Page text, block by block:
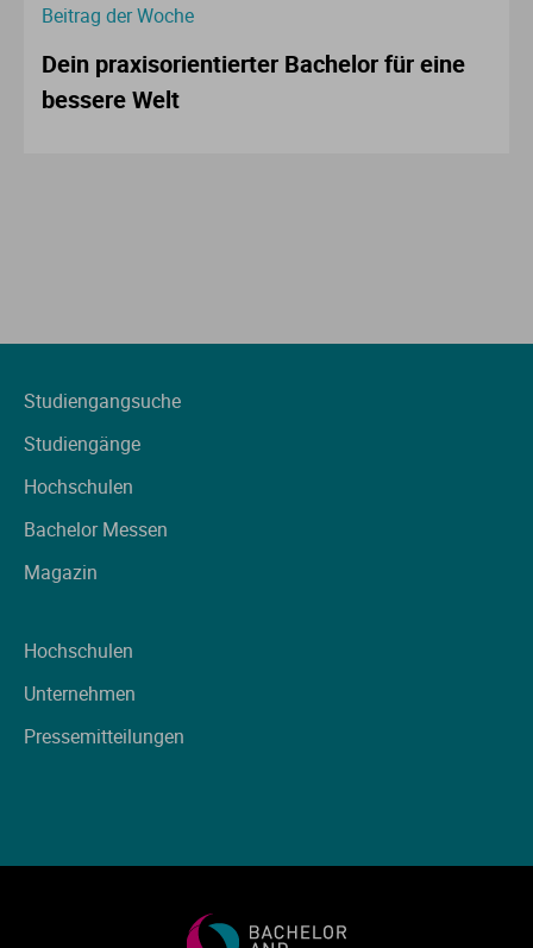
Beitrag der Woche
Dein praxisorientierter Bachelor für eine
bessere Welt
Studiengangsuche
Studiengänge
Hochschulen
Bachelor Messen
Magazin
Hochschulen
Unternehmen
Pressemitteilungen